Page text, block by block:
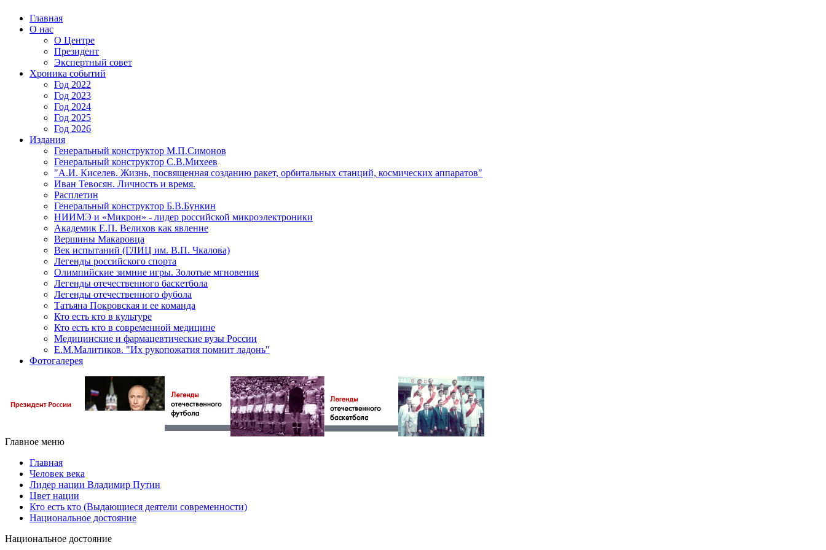
Главная
О нас
О Центре
Президент
Экспертный совет
Хроника событий
Год 2022
Год 2023
Год 2024
Год 2025
Год 2026
Издания
Генеральный конструктор М.П.Симонов
Генеральный конструктор С.В.Михеев
"А.И. Киселев. Жизнь, посвященная созданию ракет, орбитальных станций, космических аппаратов"
Иван Тевосян. Личность и время.
Расплетин
Генеральный конструктор Б.В.Бункин
НИИМЭ и «Микрон» - лидер российской микроэлектроники
Академик Е.П. Велихов как явление
Вершины Макаровца
Век испытаний (ГЛИЦ им. В.П. Чкалова)
Легенды российского спорта
Олимпийские зимние игры. Золотые мгновения
Легенды отечественного баскетбола
Легенды отечественного фубола
Татьяна Покровская и ее команда
Кто есть кто в культуре
Кто есть кто в современной медицине
Медицинские и фармацевтические вузы России
Е.М.Малитиков. "Их рукопожатия помнит ладонь"
Фотогалерея
Главное меню
Главная
Человек века
Лидер нации Владимир Путин
Цвет нации
Кто есть кто (Выдающиеся деятели современности)
Национальное достояние
Национальное достояние